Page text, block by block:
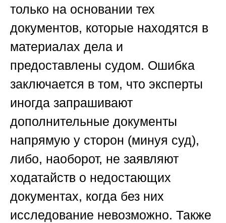
только на основании тех
документов, которые находятся в
материалах дела и
предоставлены судом. Ошибка
заключается в том, что эксперты
иногда запрашивают
дополнительные документы
напрямую у сторон (минуя суд),
либо, наоборот, не заявляют
ходатайств о недостающих
документах, когда без них
исследование невозможно. Также